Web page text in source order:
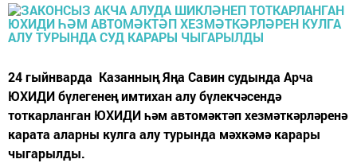
24 гыйнварда Казанның Яңа Савин судында Арча
ЮХИДИ бүлегенең имтихан алу бүлекчәсендә
тоткарланган ЮХИДИ һәм автомәктәп хезмәткәрләренә
карата аларны кулга алу турында мәхкәмә карары
чыгарылды.